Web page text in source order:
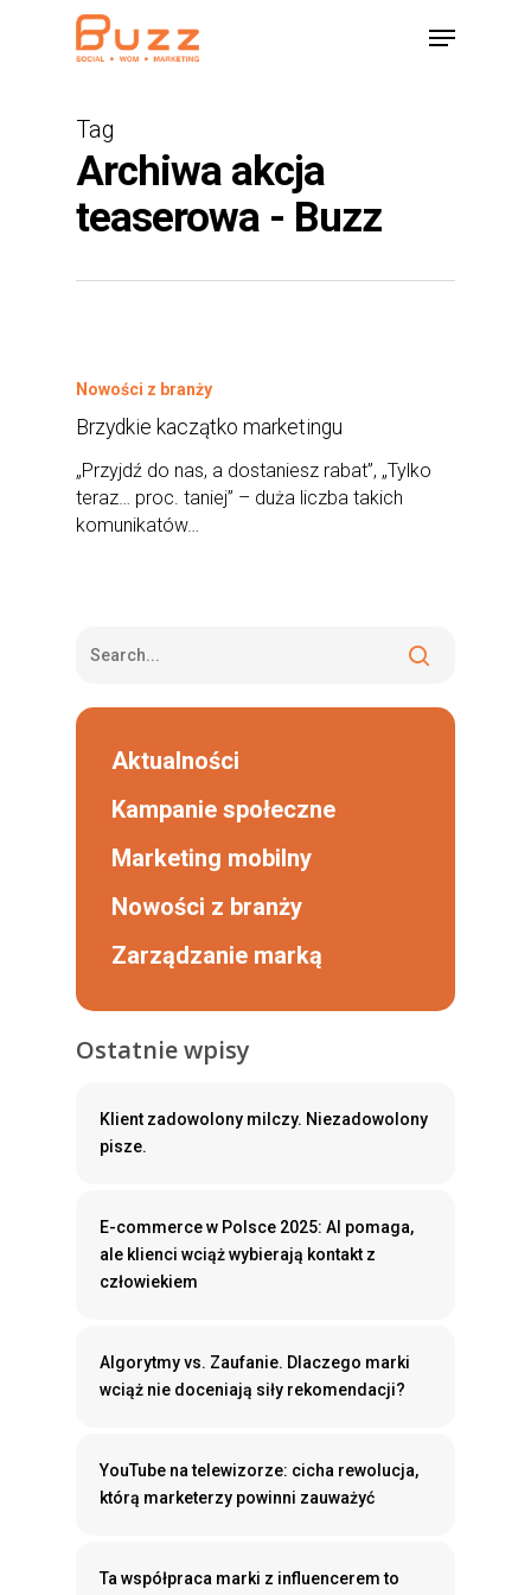
Menu
Tag
Archiwa akcja
teaserowa - Buzz
Nowości z branży
Brzydkie kaczątko marketingu
„Przyjdź do nas, a dostaniesz rabat”, „Tylko
teraz… proc. taniej” – duża liczba takich
komunikatów…
Aktualności
Kampanie społeczne
Marketing mobilny
Nowości z branży
Zarządzanie marką
Ostatnie wpisy
Klient zadowolony milczy. Niezadowolony
pisze.
E-commerce w Polsce 2025: AI pomaga,
ale klienci wciąż wybierają kontakt z
człowiekiem
Algorytmy vs. Zaufanie. Dlaczego marki
wciąż nie doceniają siły rekomendacji?
YouTube na telewizorze: cicha rewolucja,
którą marketerzy powinni zauważyć
Ta współpraca marki z influencerem to